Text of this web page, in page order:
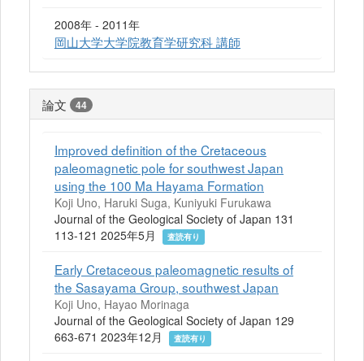
2008年 - 2011年
岡山大学大学院教育学研究科 講師
論文 44
Improved definition of the Cretaceous
paleomagnetic pole for southwest Japan
using the 100 Ma Hayama Formation
Koji Uno, Haruki Suga, Kuniyuki Furukawa
Journal of the Geological Society of Japan 131
113-121 2025年5月
査読有り
Early Cretaceous paleomagnetic results of
the Sasayama Group, southwest Japan
Koji Uno, Hayao Morinaga
Journal of the Geological Society of Japan 129
663-671 2023年12月
査読有り